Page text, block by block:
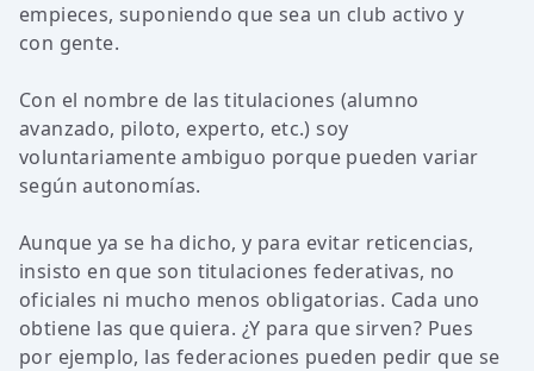
empieces, suponiendo que sea un club activo y
con gente.
Con el nombre de las titulaciones (alumno
avanzado, piloto, experto, etc.) soy
voluntariamente ambiguo porque pueden variar
según autonomías.
Aunque ya se ha dicho, y para evitar reticencias,
insisto en que son titulaciones federativas, no
oficiales ni mucho menos obligatorias. Cada uno
obtiene las que quiera. ¿Y para que sirven? Pues
por ejemplo, las federaciones pueden pedir que se